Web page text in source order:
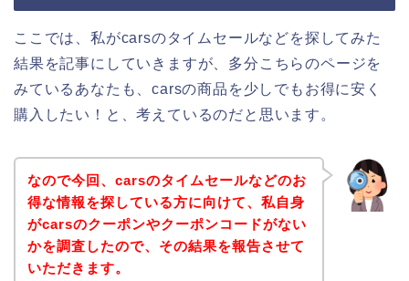
ここでは、私がcarsのタイムセールなどを探してみた
結果を記事にしていきますが、多分こちらのページを
みているあなたも、carsの商品を少しでもお得に安く
購入したい！と、考えているのだと思います。
なので今回、carsのタイムセールなどのお
得な情報を探している方に向けて、私自身
がcarsのクーポンやクーポンコードがない
かを調査したので、その結果を報告させて
いただきます。